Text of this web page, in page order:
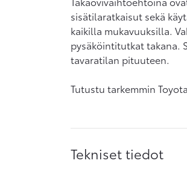
sisätilaratkaisut sekä
kaikilla mukavuuksilla.
pysäköintitutkat takana.
tavaratilan pituuteen.
Tutustu tarkemmin
Tekniset tiedot